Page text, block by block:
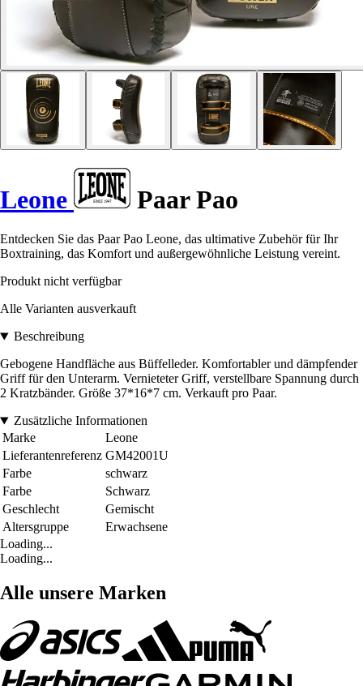
Leone Paar Pao
Entdecken Sie das Paar Pao Leone, das ultimative Zubehör für Ihr
Boxtraining, das Komfort und außergewöhnliche Leistung vereint.
Produkt nicht verfügbar
Alle Varianten ausverkauft
Beschreibung
Gebogene Handfläche aus Büffelleder. Komfortabler und dämpfender
Griff für den Unterarm. Vernieteter Griff, verstellbare Spannung durch
2 Kratzbänder. Größe 37*16*7 cm. Verkauft pro Paar.
Zusätzliche Informationen
Marke
Leone
Lieferantenreferenz GM42001U
Farbe
schwarz
Farbe
Schwarz
Geschlecht
Gemischt
Altersgruppe
Erwachsene
Loading...
Loading...
Alle unsere Marken